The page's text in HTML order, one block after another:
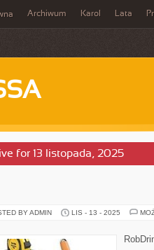
Archiwum Karol Lata
for 13 listopada, 2025
BY ADMIN LIS - 13 - 2025